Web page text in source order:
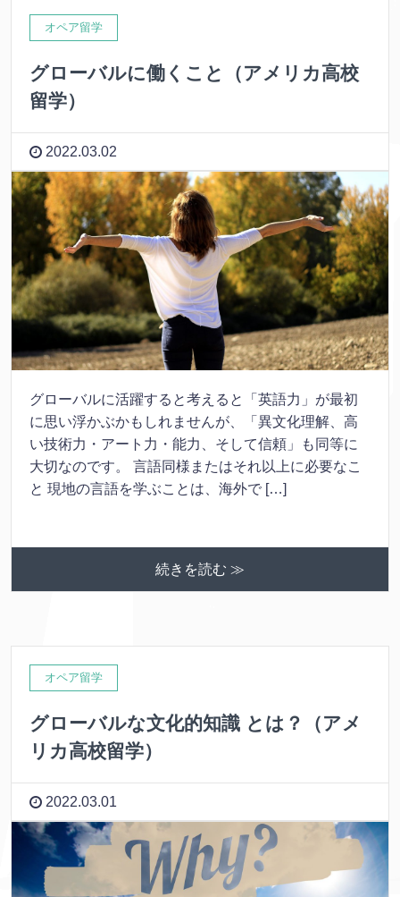
オペア留学
グローバルに働くこと（アメリカ高校
留学）
2022.03.02
グローバルに活躍すると考えると「英語力」が最初
に思い浮かぶかもしれませんが、「異文化理解、高
い技術力・アート力・能力、そして信頼」も同等に
大切なのです。 言語同様またはそれ以上に必要なこ
と 現地の言語を学ぶことは、海外で […]
続きを読む ≫
オペア留学
グローバルな文化的知識 とは？（アメ
リカ高校留学）
2022.03.01